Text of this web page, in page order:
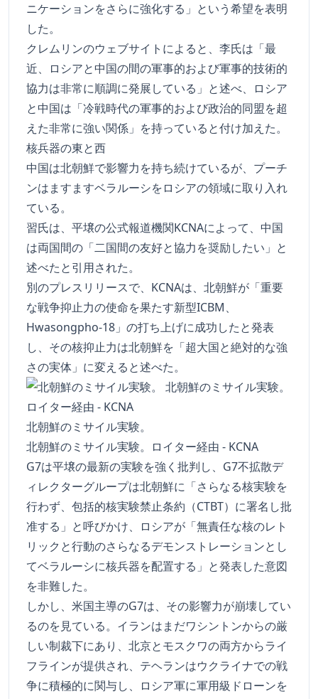
ニケーションをさらに強化する」という希望を表明
した。
クレムリンのウェブサイトによると、李氏は「最
近、ロシアと中国の間の軍事的および軍事的技術的
協力は非常に順調に発展している」と述べ、ロシア
と中国は「冷戦時代の軍事的および政治的同盟を超
えた非常に強い関係」を持っていると付け加えた。
核兵器の東と西
中国は北朝鮮で影響力を持ち続けているが、プーチ
ンはますますベラルーシをロシアの領域に取り入れ
ている。
習氏は、平壌の公式報道機関KCNAによって、中国
は両国間の「二国間の友好と協力を奨励したい」と
述べたと引用された。
別のプレスリリースで、KCNAは、北朝鮮が「重要
な戦争抑止力の使命を果たす新型ICBM、
Hwasongpho-18」の打ち上げに成功したと発表
し、その核抑止力は北朝鮮を「超大国と絶対的な強
さの実体」に変えると述べた。
北朝鮮のミサイル実験。
北朝鮮のミサイル実験。ロイター経由 - KCNA
G7は平壌の最新の実験を強く批判し、G7不拡散デ
ィレクターグループは北朝鮮に「さらなる核実験を
行わず、包括的核実験禁止条約（CTBT）に署名し批
准する」と呼びかけ、ロシアが「無責任な核のレト
リックと行動のさらなるデモンストレーションとし
てベラルーシに核兵器を配置する」と発表した意図
を非難した。
しかし、米国主導のG7は、その影響力が崩壊してい
るのを見ている。イランはまだワシントンからの厳
しい制裁下にあり、北京とモスクワの両方からライ
フラインが提供され、テヘランはウクライナでの戦
争に積極的に関与し、ロシア軍に軍用級ドローンを